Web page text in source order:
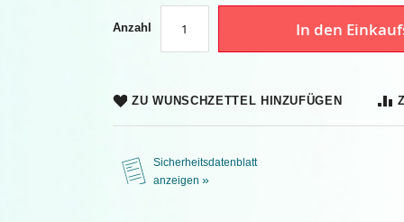
Anzahl In den
ZU WUNSCHZETTEL HINZUFÜGEN
Sicherheitsdatenblatt
anzeigen »